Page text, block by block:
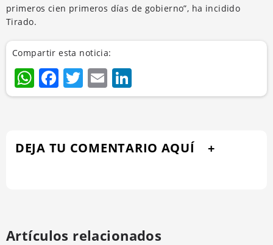
primeros cien primeros días de gobierno”, ha incidido
Tirado.
Compartir esta noticia:
WhatsApp
Facebook
Twitter
Email
DEJA TU COMENTARIO AQUÍ
Artículos relacionados